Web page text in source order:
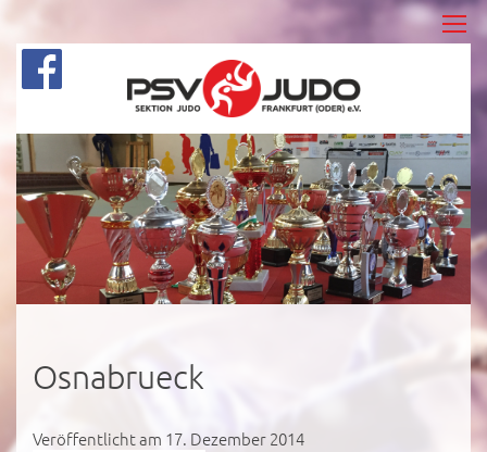
Osnabrueck
Veröffentlicht am 17. Dezember 2014